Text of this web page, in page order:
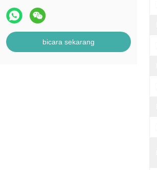
bicara sekarang